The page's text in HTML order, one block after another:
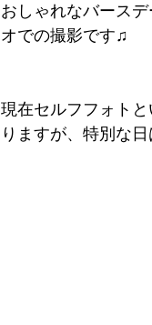
おしゃれなバース
オでの撮影です♫
現在セルフフォト
りますが、特別な